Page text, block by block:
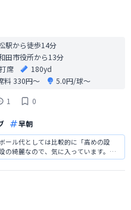
駅から徒歩14分
田市役所から13分
席
180yd
料330円〜
5.0円/球〜
1 0
早朝
ール代としては比較的に「高めの設
の綺麗なので、気に入っています。ス
対応してくれるので、しっかりと社員
トイレも一流ホテル並の綺麗さなの